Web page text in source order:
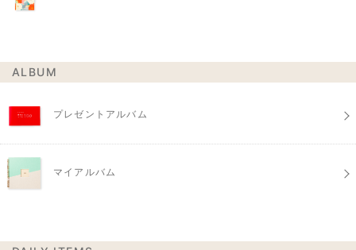
ALBUM
プレゼントアルバム
マイアルバム